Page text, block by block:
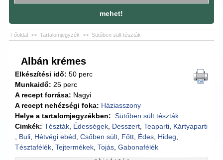
mehet!
Főoldal >> Tartalomjegyzék >> Sütőben sült tészták
Albán krémes
Elkészítési idő: 50 perc
Munkaidő: 25 perc
A recept forrása: Nagyi
A recept nehézségi foka: Háziasszony
Helye a tartalomjegyzékben: Sütőben sült tészták
Cimkék: Tészták Édességek Desszert ,Teaparti Kártyaparti
Buli Hétvégi ebéd ,Csőben sült Főtt Édes Hideg
Tésztafélék ,Tejtermékek ,Tojás ,Gabonafélék